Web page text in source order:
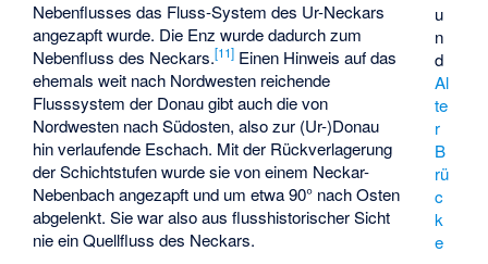
u
n
d
Al
te
r
B
rü
c
k
e
Nebenflusses das Fluss-System des Ur-Neckars
angezapft wurde. Die Enz wurde dadurch zum
Nebenfluss des Neckars.[11] Einen Hinweis auf das
ehemals weit nach Nordwesten reichende
Flusssystem der Donau gibt auch die von
Nordwesten nach Südosten, also zur (Ur-)Donau
hin verlaufende Eschach. Mit der Rückverlagerung
der Schichtstufen wurde sie von einem Neckar-
Nebenbach angezapft und um etwa 90° nach Osten
abgelenkt. Sie war also aus flusshistorischer Sicht
nie ein Quellfluss des Neckars.